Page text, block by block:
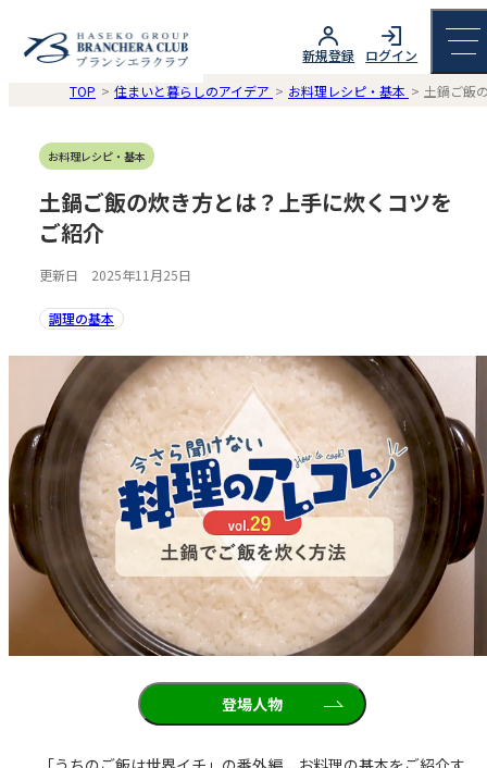
新規登録
ログイン
TOP
住まいと暮らしのアイデア お料理レシピ・基本 土鍋ご飯
お料理レシピ・基本
土鍋ご飯の炊き方とは？上手に炊くコツを
ご紹介
更新日 2025年11月25日
調理の基本
登場人物